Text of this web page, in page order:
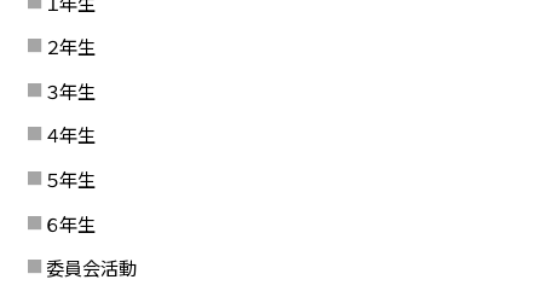
２年生
３年生
４年生
５年生
６年生
委員会活動